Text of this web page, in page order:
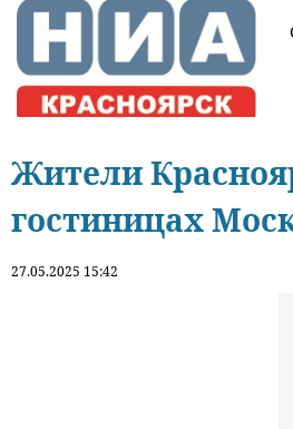
Жители
гостиницах
27.05.2025 15:42